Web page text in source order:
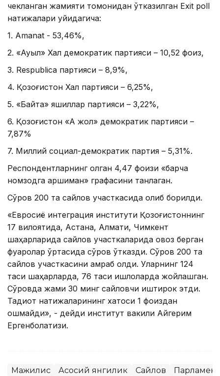
чекланган жамияти томонидан ўтказилган Еxit poll
натижалари қуйидагича:
1. Amanat - 53,46%,
2. «Ауыл» Халқ демократик партияси – 10,52 фоиз,
3. Respublica партияси – 8,9%,
4. Қозоғистон Халқ партияси – 6,25%,
5. «Байтақ» яшиллар партияси – 3,22%,
6. Қозоғистон «Ақ жол» демократик партияси –
7,87%
7. Миллий социал-демократик партия – 5,31%.
Респондентларнинг қолган 4,47 фоизи «барча
номзодга қаршиман» графасини танлаган.
Сўров 200 та сайлов участкасида олиб борилди.
«Евросиё интеграция институти Қозоғистоннинг
17 вилоятида, Астана, Алмати, Чимкент
шаҳарларида сайлов участкаларида овоз берган
фуқаролар ўртасида сўров ўтказди. Сўров 200 та
сайлов участкасини қамраб олди. Уларнинг 124
таси шаҳарларда, 76 таси қишлоқларда жойлашган.
Сўровда жами 30 минг сайловчи иштирок этди.
Тадқиқот натижаларининг хатоси 1 фоиздан
ошмайди», - дейди институт вакили Айгерим
Ергенболатқизи.
Мажилис Асосий янгилик Сайлов Парламент